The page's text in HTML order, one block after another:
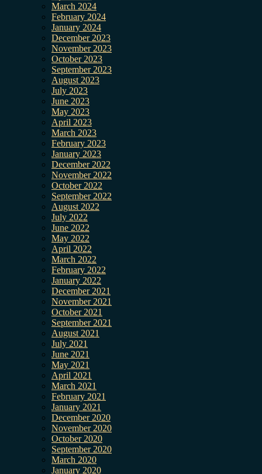
March 2024
February 2024
January 2024
December 2023
November 2023
October 2023
September 2023
August 2023
July 2023
June 2023
May 2023
April 2023
March 2023
February 2023
January 2023
December 2022
November 2022
October 2022
September 2022
August 2022
July 2022
June 2022
May 2022
April 2022
March 2022
February 2022
January 2022
December 2021
November 2021
October 2021
September 2021
August 2021
July 2021
June 2021
May 2021
April 2021
March 2021
February 2021
January 2021
December 2020
November 2020
October 2020
September 2020
March 2020
January 2020